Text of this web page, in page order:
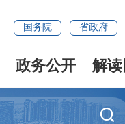
国务院 省政府
政务公开 解
